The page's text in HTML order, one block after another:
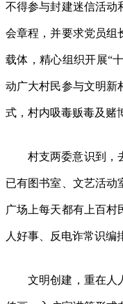
不得参与封建迷信活动
会章程，并要求党员组
载体，精心组织开展“
动广大村民参与文明新
式，村内吸毒贩毒及赌
村支两委意识到，
已有图书室、文艺活动
广场上每天都有上百村
人好事、反电诈常识编
文明创建，重在人